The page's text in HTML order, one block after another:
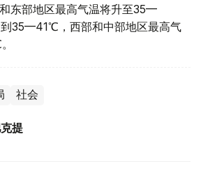
东部地区最高气温将升至35—
35—41℃，西部和中部地区最高气
社会
提